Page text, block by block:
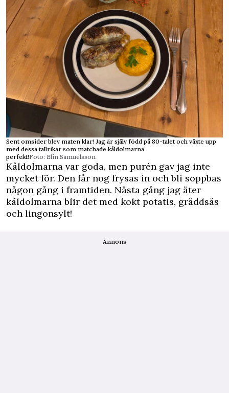
Sent omsider blev maten klar! Jag är själv född på 80-talet och växte upp
med dessa tallrikar som matchade kåldolmarna
perfekt!Foto: Elin Samuelsson
Kåldolmarna var goda, men purén gav jag inte
mycket för. Den får nog frysas in och bli soppbas
någon gång i framtiden. Nästa gång jag äter
kåldolmarna blir det med kokt potatis, gräddsås
och lingonsylt!
Annons